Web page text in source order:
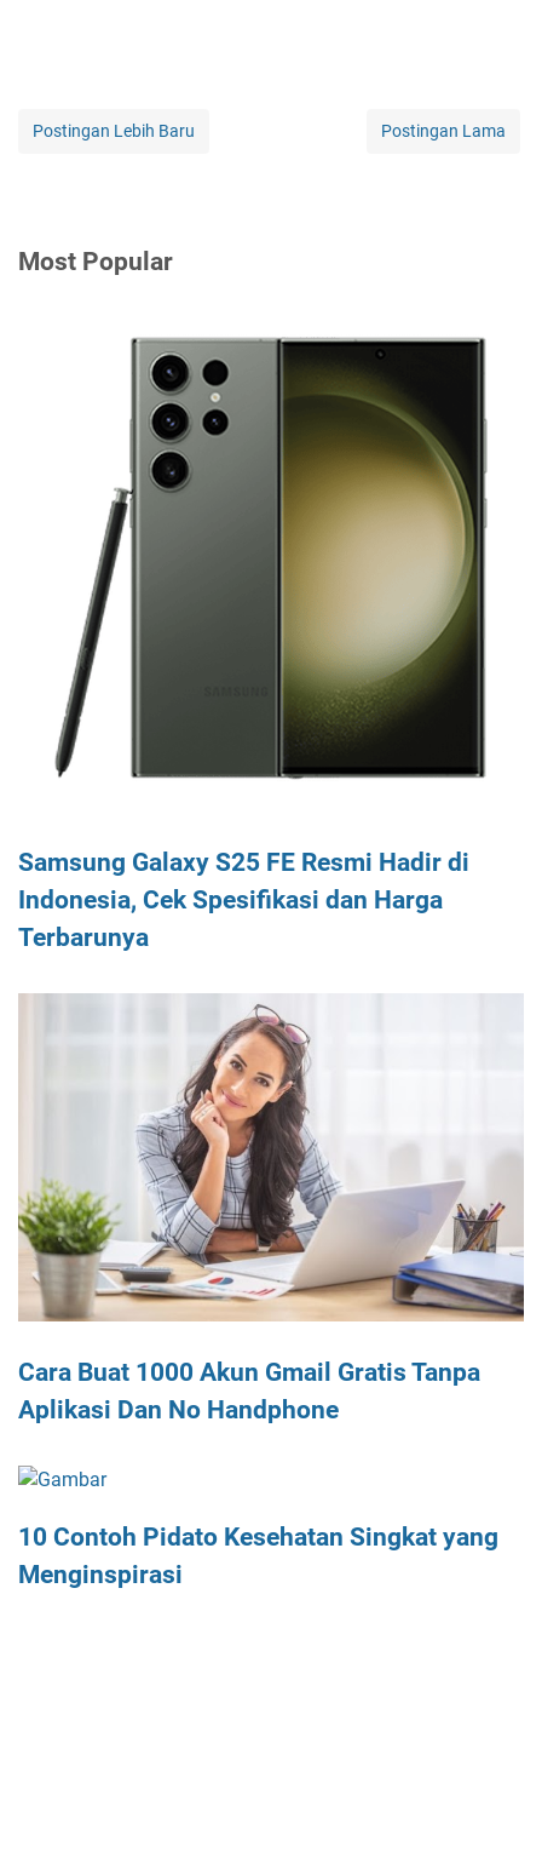
Postingan Lebih Baru Postingan Lama
Most Popular
Samsung Galaxy S25 FE Resmi Hadir di
Indonesia, Cek Spesifikasi dan Harga
Terbarunya
Cara Buat 1000 Akun Gmail Gratis Tanpa
Aplikasi Dan No Handphone
10 Contoh Pidato Kesehatan Singkat yang
Menginspirasi